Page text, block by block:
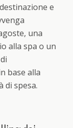
e
una
alla spa o un
base alla
di spesa.